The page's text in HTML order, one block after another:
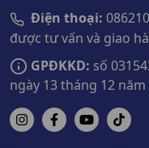
Điện thoại:
được tư vấn và giao
GPĐKKD: số
ngày 13 tháng 12 năm